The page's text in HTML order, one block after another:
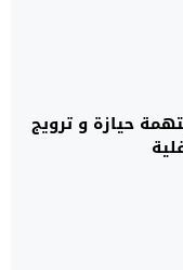
حيازة و ترويج